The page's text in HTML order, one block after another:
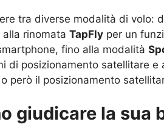
tra diverse modalità di volo:
rinomata TapFly per un
fino alla modalità
di posizionamento satellitare e
però il posizionamento
giudicare la sua